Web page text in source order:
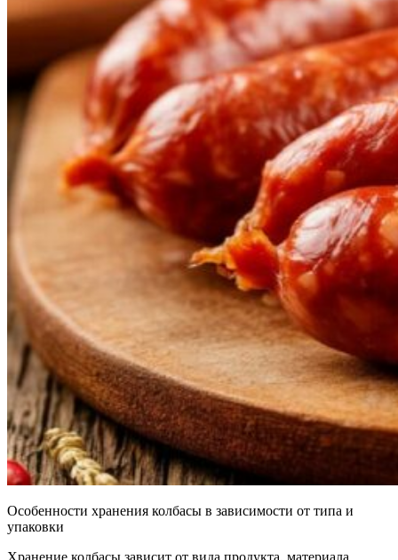
Особенности хранения колбасы в зависимости от типа и
упаковки
Хранение колбасы зависит от вида продукта, материала